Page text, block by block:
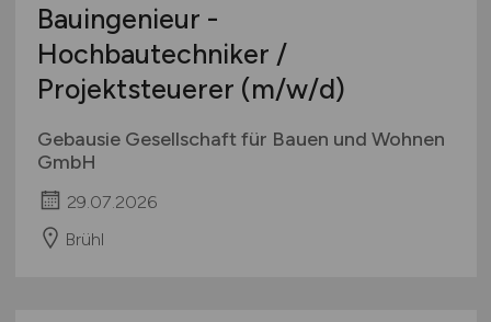
Bauingenieur -
Hochbautechniker /
Projektsteuerer (m/w/d)
Gebausie Gesellschaft für Bauen und Wohnen
GmbH
29.07.2026
Brühl